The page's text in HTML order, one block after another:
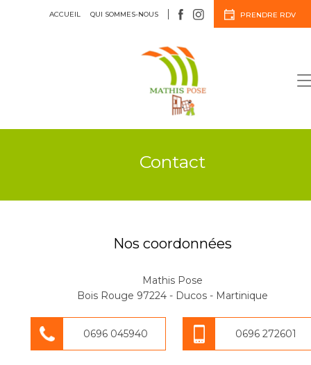
ACCUEIL QUI SOMMES-NOUS PRENDRE RDV
Menuiserie
Agencement
Contact
Nos coordonnées
Mathis Pose
Bois Rouge 97224 - Ducos - Martinique
0696 045940 0696 272601